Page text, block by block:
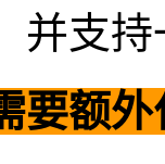
并支
要额